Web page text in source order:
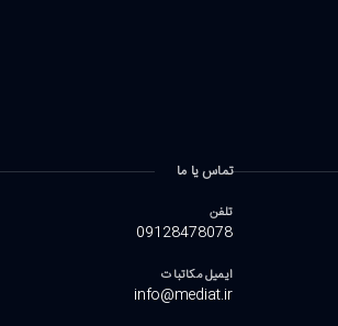
تماس یا ما
تلفن
09128478078
ایمیل مکاتبات
info@mediat.ir